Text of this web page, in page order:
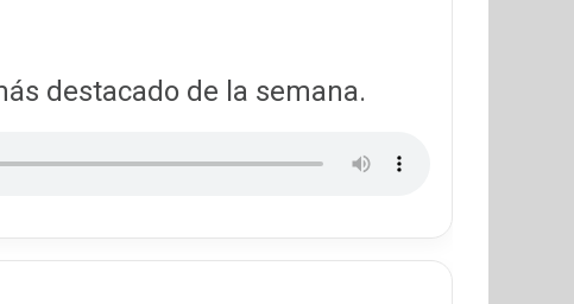
destacado de la semana.